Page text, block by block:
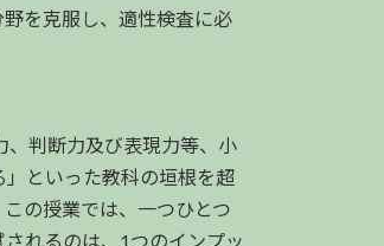
を克服し、適性検査に必
、判断力及び表現力等、小
といった教科の垣根を超
の授業では、一つひとつ
れるのは、1つのインプッ